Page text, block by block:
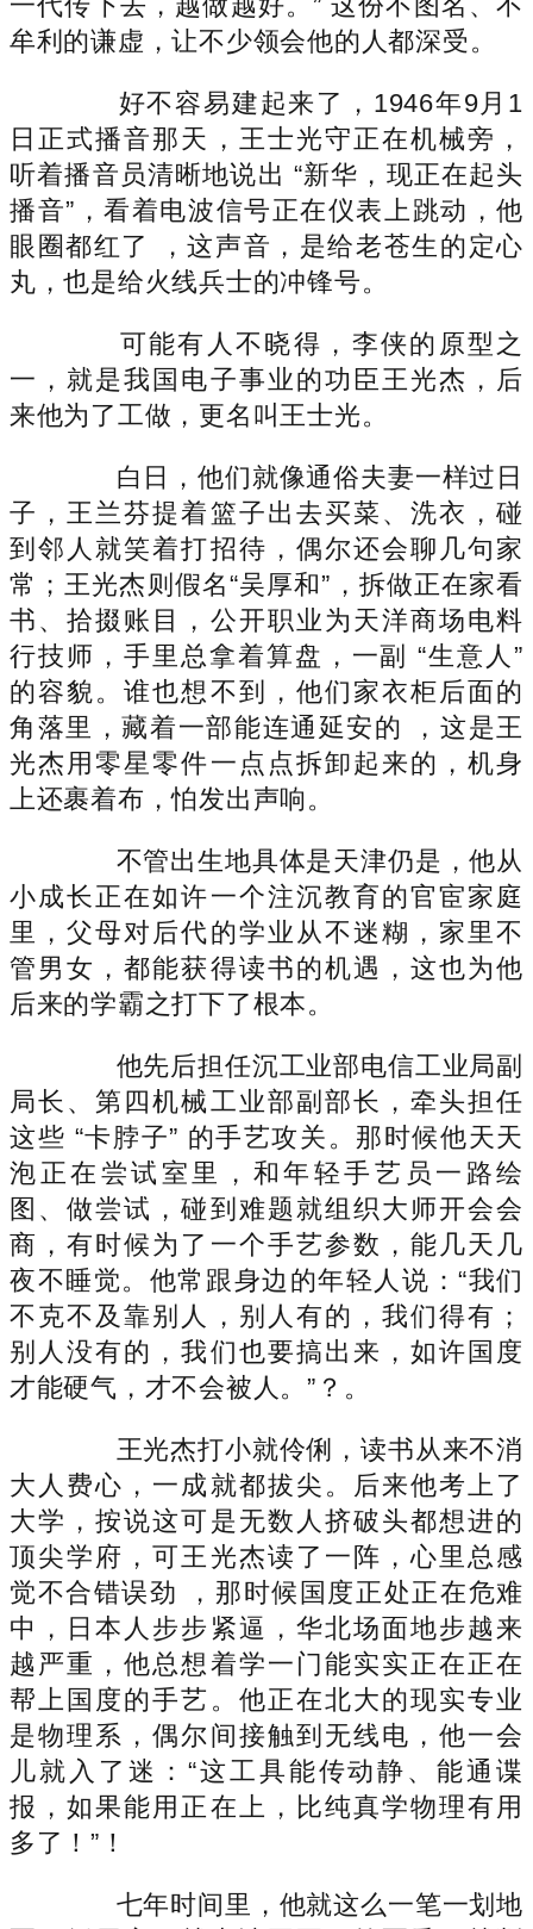
牟利的谦虚，让不少领会他的人都深受。
好不容易建起来了，1946年9月1
日正式播音那天，王士光守正在机械旁，
听着播音员清晰地说出 “新华，现正在起头
播音”，看着电波信号正在仪表上跳动，他
眼圈都红了 ，这声音，是给老苍生的定心
丸，也是给火线兵士的冲锋号。
可能有人不晓得，李侠的原型之
一，就是我国电子事业的功臣王光杰，后
来他为了工做，更名叫王士光。
白日，他们就像通俗夫妻一样过日
子，王兰芬提着篮子出去买菜、洗衣，碰
到邻人就笑着打招待，偶尔还会聊几句家
常；王光杰则假名“吴厚和”，拆做正在家看
书、拾掇账目，公开职业为天洋商场电料
行技师，手里总拿着算盘，一副 “生意人”
的容貌。谁也想不到，他们家衣柜后面的
角落里，藏着一部能连通延安的 ，这是王
光杰用零星零件一点点拆卸起来的，机身
上还裹着布，怕发出声响。
不管出生地具体是天津仍是，他从
小成长正在如许一个注沉教育的官宦家庭
里，父母对后代的学业从不迷糊，家里不
管男女，都能获得读书的机遇，这也为他
后来的学霸之打下了根本。
他先后担任沉工业部电信工业局副
局长、第四机械工业部副部长，牵头担任
这些 “卡脖子” 的手艺攻关。那时候他天天
泡正在尝试室里，和年轻手艺员一路绘
图、做尝试，碰到难题就组织大师开会会
商，有时候为了一个手艺参数，能几天几
夜不睡觉。他常跟身边的年轻人说：“我们
不克不及靠别人，别人有的，我们得有；
别人没有的，我们也要搞出来，如许国度
才能硬气，才不会被人。”？。
王光杰打小就伶俐，读书从来不消
大人费心，一成就都拔尖。后来他考上了
大学，按说这可是无数人挤破头都想进的
顶尖学府，可王光杰读了一阵，心里总感
觉不合错误劲 ，那时候国度正处正在危难
中，日本人步步紧逼，华北场面地步越来
越严重，他总想着学一门能实实正在正在
帮上国度的手艺。他正在北大的现实专业
是物理系，偶尔间接触到无线电，他一会
儿就入了迷：“这工具能传动静、能通谍
报，如果能用正在上，比纯真学物理有用
多了！”！
七年时间里，他就这么一笔一划地